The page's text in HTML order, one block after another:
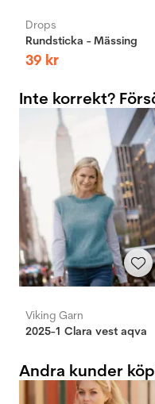
Drops
Rundsticka - Mässing
39 kr
Inte korrekt?
Viking Garn
2025-1 Clara vest aqva
Andra kunder